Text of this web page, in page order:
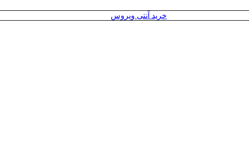
خرید آنتی ویروس